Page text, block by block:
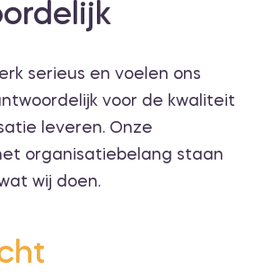
serieus en voelen ons
voor de kwaliteit
leveren. Onze
organisatiebelang staan
wij doen.